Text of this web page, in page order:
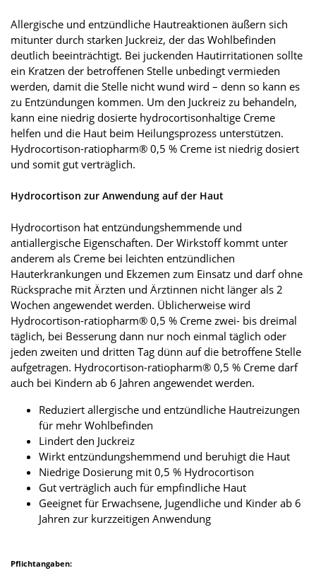
Allergische und entzündliche Hautreaktionen äußern sich
mitunter durch starken Juckreiz, der das Wohlbefinden
deutlich beeinträchtigt. Bei juckenden Hautirritationen sollte
ein Kratzen der betroffenen Stelle unbedingt vermieden
werden, damit die Stelle nicht wund wird – denn so kann es
zu Entzündungen kommen. Um den Juckreiz zu behandeln,
kann eine niedrig dosierte hydrocortisonhaltige Creme
helfen und die Haut beim Heilungsprozess unterstützen.
Hydrocortison-ratiopharm® 0,5 % Creme ist niedrig dosiert
und somit gut verträglich.
Hydrocortison zur Anwendung auf der Haut
Hydrocortison hat entzündungshemmende und
antiallergische Eigenschaften. Der Wirkstoff kommt unter
anderem als Creme bei leichten entzündlichen
Hauterkrankungen und Ekzemen zum Einsatz und darf ohne
Rücksprache mit Ärzten und Ärztinnen nicht länger als 2
Wochen angewendet werden. Üblicherweise wird
Hydrocortison-ratiopharm® 0,5 % Creme zwei- bis dreimal
täglich, bei Besserung dann nur noch einmal täglich oder
jeden zweiten und dritten Tag dünn auf die betroffene Stelle
aufgetragen. Hydrocortison-ratiopharm® 0,5 % Creme darf
auch bei Kindern ab 6 Jahren angewendet werden.
Reduziert allergische und entzündliche Hautreizungen
für mehr Wohlbefinden
Lindert den Juckreiz
Wirkt entzündungshemmend und beruhigt die Haut
Niedrige Dosierung mit 0,5 % Hydrocortison
Gut verträglich auch für empfindliche Haut
Geeignet für Erwachsene, Jugendliche und Kinder ab 6
Jahren zur kurzzeitigen Anwendung
Pflichtangaben: